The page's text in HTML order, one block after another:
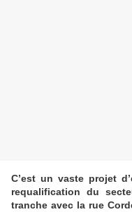
C’est un vaste projet
requalification du
tranche avec la rue